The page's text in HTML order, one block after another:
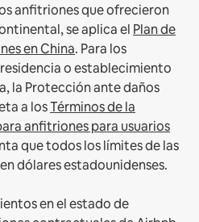
anfitriones que ofrecieron
se aplica el Plan de
en China. Para los
o establecimiento
la Protección ante daños
a losTérminos de la
anfitriones para usuarios
que todos los límites de las
dólares estadounidenses.
en el estado de